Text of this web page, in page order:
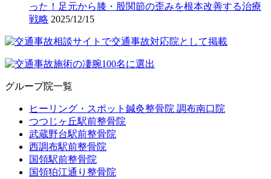
った！足元から膝・股関節の歪みを根本改善する治療
戦略 2025/12/15
グループ院一覧
ヒーリング・スポット鍼灸整骨院 調布南口院
つつじヶ丘駅前整骨院
武蔵野台駅前整骨院
西調布駅前整骨院
国領駅前整骨院
国領狛江通り整骨院